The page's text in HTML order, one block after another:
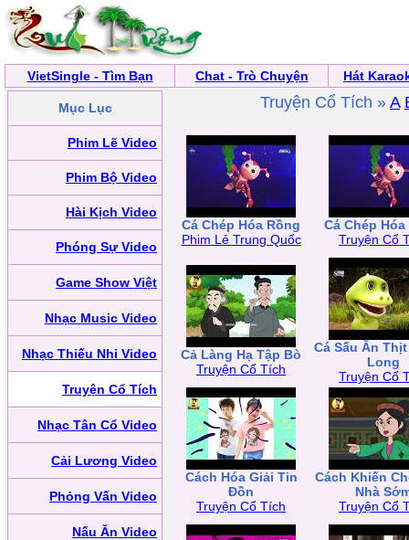
VietSingle - Tìm Bạn Chat - Trò Chuyện Hát
Mục Lục
Phim Lẽ Video
Phim Bộ Video
Hài Kịch Video
Phóng Sự Video
Game Show Việt
Nhạc Music Video
Nhạc Thiếu Nhi Video
Truyện Cổ Tích
Nhạc Tân Cổ Video
Cải Lương Video
Phỏng Vấn Video
Nấu Ăn Video
Truyện Cổ Tích » A
Cá Chép Hóa Rồng
Phim Lẻ Trung Quốc
Cá Chép
Truyện Cổ
Cả Làng Hạ Tập Bò
Truyện Cổ Tích
Cá Sấu Ăn
Long
Truyện Cổ
Cách Hóa Giải Tin
Đồn
Truyện Cổ Tích
Cách Khiến
Nhà
Truyện Cổ